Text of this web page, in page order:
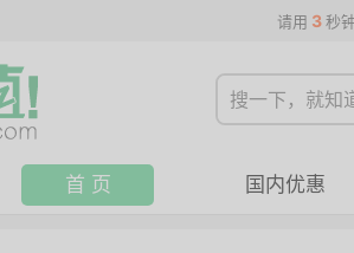
请用 3 秒
首 页 国内优惠